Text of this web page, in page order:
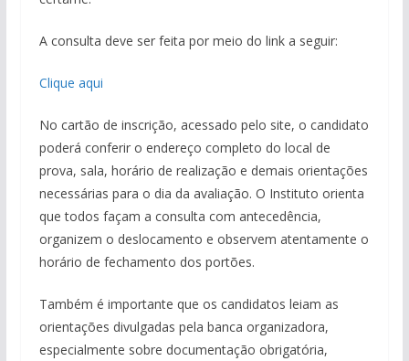
A consulta deve ser feita por meio do link a seguir:
Clique aqui
No cartão de inscrição, acessado pelo site, o candidato
poderá conferir o endereço completo do local de
prova, sala, horário de realização e demais orientações
necessárias para o dia da avaliação. O Instituto orienta
que todos façam a consulta com antecedência,
organizem o deslocamento e observem atentamente o
horário de fechamento dos portões.
Também é importante que os candidatos leiam as
orientações divulgadas pela banca organizadora,
especialmente sobre documentação obrigatória,